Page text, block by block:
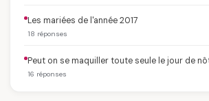
Les mariées de l'année 2017
18 réponses
Peut on se maquiller toute seule le jour de
16 réponses